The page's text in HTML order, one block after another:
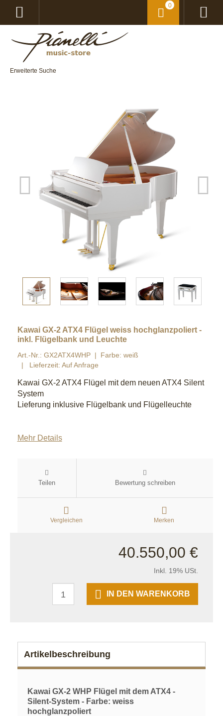
Erweiterte Suche
0
Kawai GX-2 ATX4 Flügel weiss hochglanzpoliert -
inkl. Flügelbank und Leuchte
Art.-Nr.: GX2ATX4WHP
Farbe: weiß
Lieferzeit: Auf Anfrage
Kawai GX-2 ATX4 Flügel mit dem neuen ATX4 Silent
System
Lieferung inklusive Flügelbank und Flügelleuchte
Mehr Details
Teilen Bewertung schreiben
Vergleichen Merken
40.550,00 €
Inkl. 19% USt.
IN DEN WARENKORB
Artikelbeschreibung
Kawai GX-2 WHP Flügel mit dem ATX4 -
Silent-System - Farbe: weiss
hochglanzpoliert